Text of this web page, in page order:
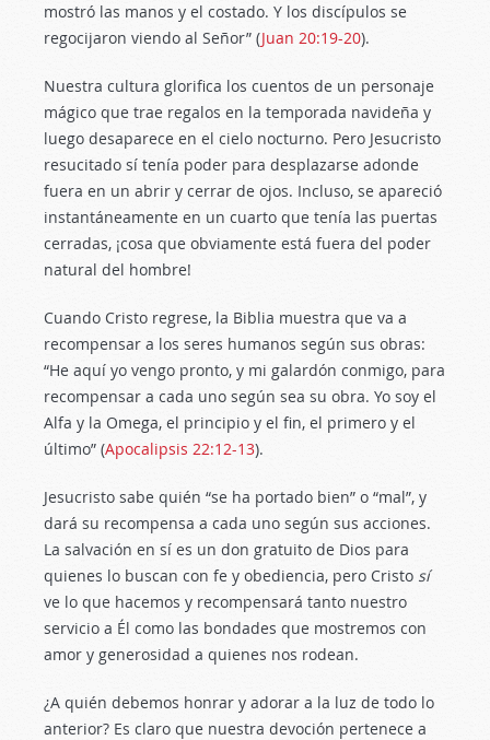
mostró las manos y el costado. Y los discípulos se
regocijaron viendo al Señor” (Juan 20:19-20).
Nuestra cultura glorifica los cuentos de un personaje
mágico que trae regalos en la temporada navideña y
luego desaparece en el cielo nocturno. Pero Jesucristo
resucitado sí tenía poder para desplazarse adonde
fuera en un abrir y cerrar de ojos. Incluso, se apareció
instantáneamente en un cuarto que tenía las puertas
cerradas, ¡cosa que obviamente está fuera del poder
natural del hombre!
Cuando Cristo regrese, la Biblia muestra que va a
recompensar a los seres humanos según sus obras:
“He aquí yo vengo pronto, y mi galardón conmigo, para
recompensar a cada uno según sea su obra. Yo soy el
Alfa y la Omega, el principio y el fin, el primero y el
último” (Apocalipsis 22:12-13).
Jesucristo sabe quién “se ha portado bien” o “mal”, y
dará su recompensa a cada uno según sus acciones.
La salvación en sí es un don gratuito de Dios para
quienes lo buscan con fe y obediencia, pero Cristo sí
ve lo que hacemos y recompensará tanto nuestro
servicio a Él como las bondades que mostremos con
amor y generosidad a quienes nos rodean.
¿A quién debemos honrar y adorar a la luz de todo lo
anterior? Es claro que nuestra devoción pertenece a